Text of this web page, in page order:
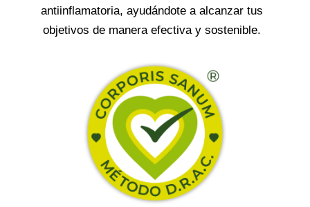
antiinflamatoria, ayudándote a alcanzar tus
objetivos de manera efectiva y sostenible.